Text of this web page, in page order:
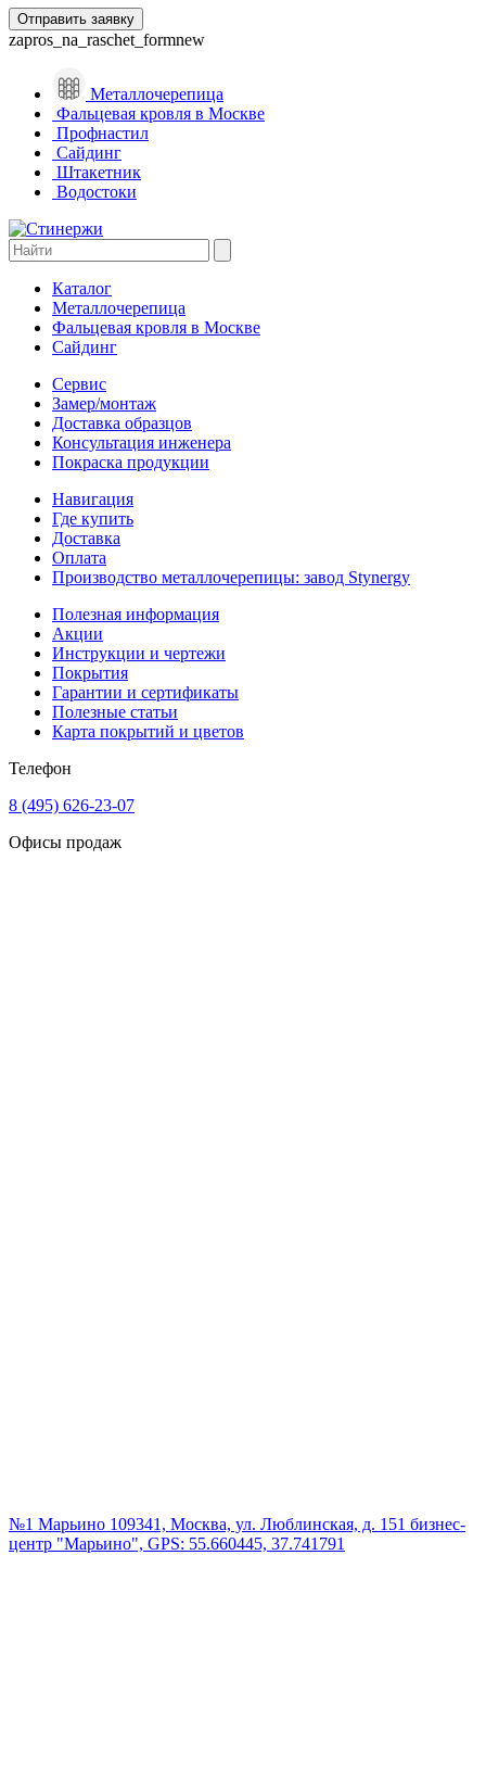
zapros_na_raschet_formnew
Металлочерепица
Фальцевая кровля в Москве
Профнастил
Сайдинг
Штакетник
Водостоки
Каталог
Металлочерепица
Фальцевая кровля в Москве
Сайдинг
Сервис
Замер/монтаж
Доставка образцов
Консультация инженера
Покраска продукции
Навигация
Где купить
Доставка
Оплата
Производство металлочерепицы: завод Stynergy
Полезная информация
Акции
Инструкции и чертежи
Покрытия
Гарантии и сертификаты
Полезные статьи
Карта покрытий и цветов
Телефон
8 (495) 626-23-07
Офисы продаж
№1 Марьино 109341, Москва, ул. Люблинская, д. 151 бизнес-
центр "Марьино", GPS: 55.660445, 37.741791